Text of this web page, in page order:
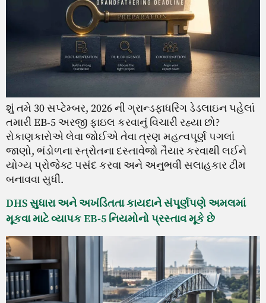
શું તમે 30 સપ્ટેમ્બર, 2026 ની ગ્રાન્ડફાધરિંગ ડેડલાઇન પહેલાં
તમારી EB-5 અરજી ફાઇલ કરવાનું વિચારી રહ્યા છો?
રોકાણકારોએ લેવા જોઈએ તેવા ત્રણ મહત્વપૂર્ણ પગલાં
જાણો, ભંડોળના સ્ત્રોતના દસ્તાવેજો તૈયાર કરવાથી લઈને
યોગ્ય પ્રોજેક્ટ પસંદ કરવા અને અનુભવી સલાહકાર ટીમ
બનાવવા સુધી.
DHS સુધારા અને અખંડિતતા કાયદાને સંપૂર્ણપણે અમલમાં
મૂકવા માટે વ્યાપક EB-5 નિયમોનો પ્રસ્તાવ મૂકે છે